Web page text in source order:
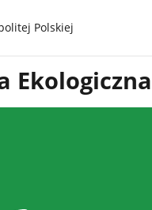
Polskiej
Ekologiczna